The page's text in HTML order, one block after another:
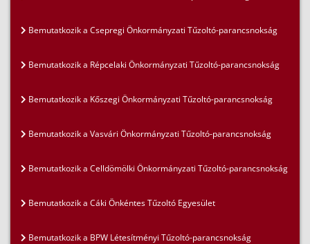
Bemutatkozik a Csepregi Önkormányzati Tűzoltó-parancsnokság
Bemutatkozik a Répcelaki Önkormányzati Tűzoltó-parancsnokság
Bemutatkozik a Kőszegi Önkormányzati Tűzoltó-parancsnokság
Bemutatkozik a Vasvári Önkormányzati Tűzoltó-parancsnokság
Bemutatkozik a Celldömölki Önkormányzati Tűzoltó-parancsnokság
Bemutatkozik a Cáki Önkéntes Tűzoltó Egyesület
Bemutatkozik a BPW Létesítményi Tűzoltó-parancsnokság